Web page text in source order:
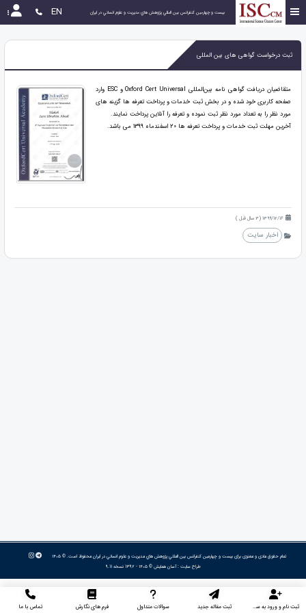
بیست و چهارمین كنفرانس بين المللي پژوهش هاي مديريت و علوم انساني در ايران EN
ثبت درخواست گواهی های بین المللی
متقاضیان دریافت گواهی نامه بین‌المللی Oxford Cert Universal و ESC وارد
صفحه کاربری خود شده و در بخش ثبت خدمات و پرداخت تعرفه ها گزینه های
مورد نظر را به تعداد مورد نظر ثبت نموده و تعرفه را آنلاین پرداخت نمایند.
آخرین مهلت ثبت خدمات و پرداخت تعرفه ها 20 اسفندماه 1399 می باشد.
1399/12/16 (3 سال قبل )
اخبار سایت
تمام حقوق مادی و معنوی برای بیست و چهارمین كنفرانس بين المللي پژوهش هاي مديريت و علوم انساني در ايران محفوظ است. © ۱۴۰۵
طراح سایت :آسان همایش © ۱۴۰۵ - 1392 نسخه 9.11
ثبت نام و ورود به سایت ثبت مقاله جدید سوالات متداول فرم های نگارش تماس با ما